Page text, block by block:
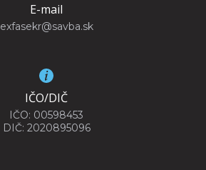
E-mail
exfasekr@savba.sk
IČO/DIČ
IČO: 00598453
DIČ: 2020895096